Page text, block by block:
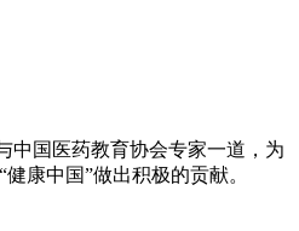
中国医药教育协会专家一道，为
康中国”做出积极的贡献。